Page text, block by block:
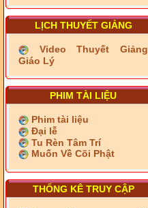
LỊCH THUYẾT GIẢNG
Video Thuyết Giảng
Giáo Lý
PHIM TÀI LIỆU
Phim tài liệu
Đại lễ
Tu Rèn Tâm Trí
Muốn Về Cõi Phật
THỐNG KÊ TRUY CẬP